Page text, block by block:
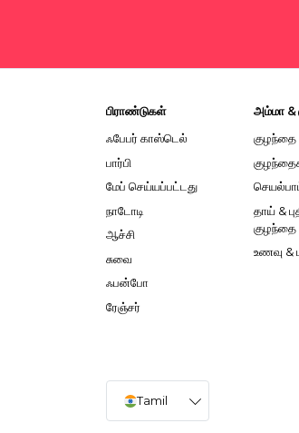
பிராண்டுகள்
ஃபேபர் காஸ்டெல்
பார்பி
மேப் செய்யப்பட்டது
நாடோடி
ஆச்சி
சுவை
ஃபன்போ
ரேஞ்சர்
அம்மா &
தாய் &
குழந்தை
உணவு &
Tamil